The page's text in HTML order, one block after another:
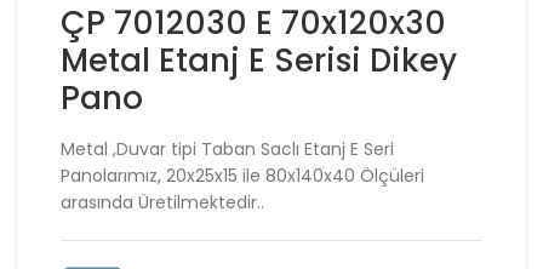
ÇP 7012030 E 70x120x30
Metal Etanj E Serisi Dikey
Pano
Metal ,Duvar tipi Taban Saclı Etanj E Seri
Panolarımız, 20x25x15 ile 80x140x40 Ölçüleri
arasında Üretilmektedir..